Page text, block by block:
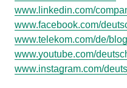
www.linkedin.com/
www.facebook.com/
www.telekom.com/de/
www.youtube.com/
www.instagram.com/